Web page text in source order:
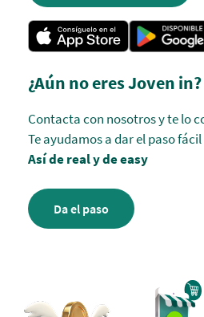
¿Aún no eres Joven in?
Contacta con nosotros y te lo
Te ayudamos a dar el paso
Así de real y de easy
Da el paso